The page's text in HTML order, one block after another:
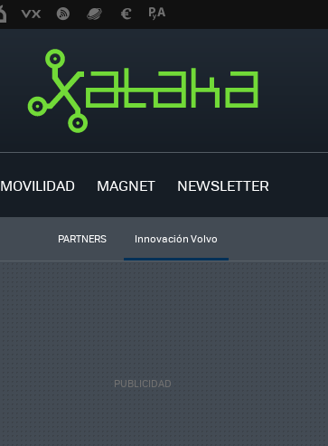
MOVILIDAD MAGNET NEWSLETTER
PARTNERS Innovación Volvo